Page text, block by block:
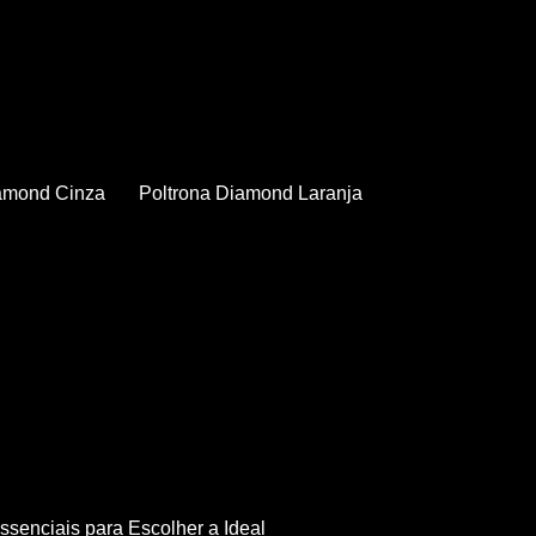
Cinza Poltrona Diamond Laranja
para Escolher a Ideal